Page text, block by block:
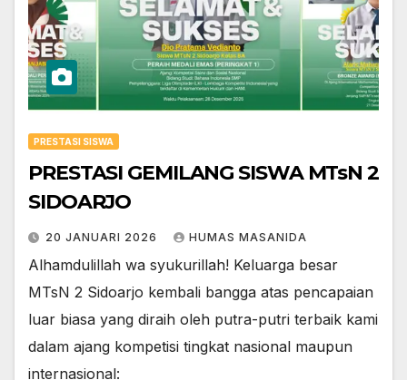
PRESTASI SISWA
PRESTASI GEMILANG SISWA MTsN 2
SIDOARJO
20 JANUARI 2026 HUMAS MASANIDA
​Alhamdulillah wa syukurillah! Keluarga besar
MTsN 2 Sidoarjo kembali bangga atas pencapaian
luar biasa yang diraih oleh putra-putri terbaik kami
dalam ajang kompetisi tingkat nasional maupun
internasional: